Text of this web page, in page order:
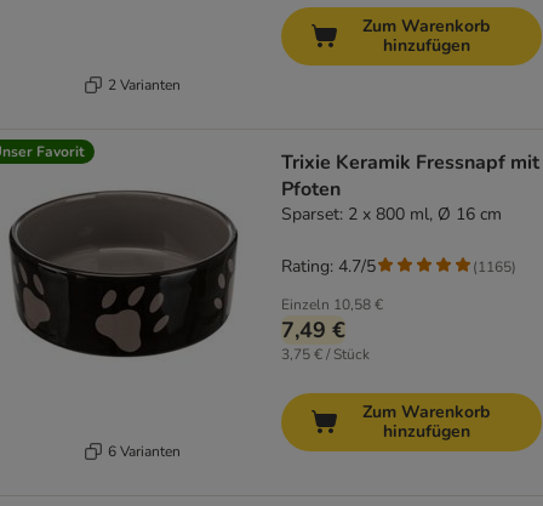
2 Varianten
Zum Warenkorb
hinzufügen
Favorit
6 Varianten
Trixie Keramik Fressnapf mit
Pfoten
Sparset: 2 x 800 ml, Ø 16 cm
Einzeln 10,58 €
7,49 €
3,75 € / Stück
Rating: 4.7/5 (1165)
Zum Warenkorb
hinzufügen